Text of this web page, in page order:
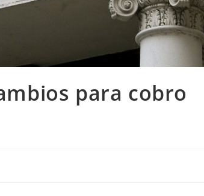
para cobro